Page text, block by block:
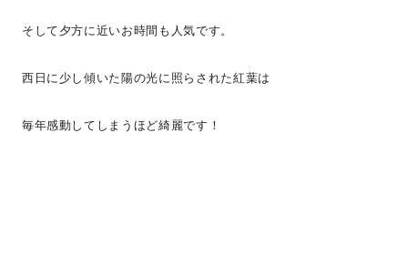
そして夕方に近いお時間も人気です。
西日に少し傾いた陽の光に照らされた紅葉は
毎年感動してしまうほど綺麗です！